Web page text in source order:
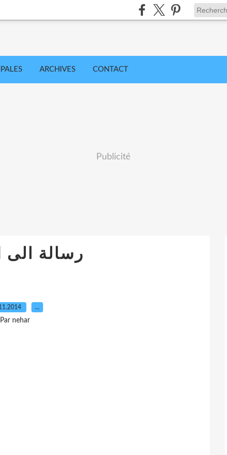
ARCHIVES CONTACT
Publicité
رسالة الى
…
Par nehar